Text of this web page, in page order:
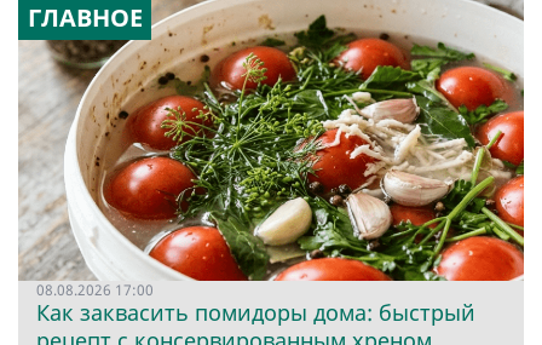
ГЛАВНОЕ
08.08.2026 17:00
Как заквасить помидоры дома: быстрый